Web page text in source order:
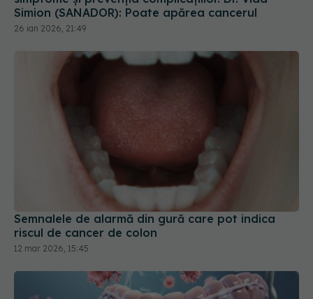
Semnalele de alarmă din gură care pot indica
riscul de cancer de colon